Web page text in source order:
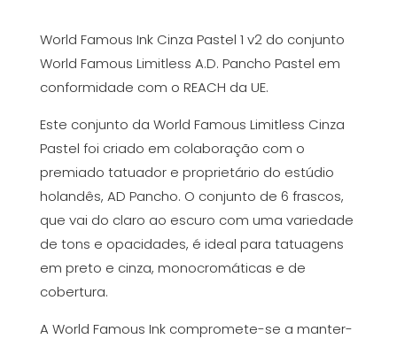
World Famous Ink Cinza Pastel 1 v2 do conjunto
World Famous Limitless A.D. Pancho Pastel em
conformidade com o REACH da UE.
Este conjunto da World Famous Limitless Cinza
Pastel foi criado em colaboração com o
premiado tatuador e proprietário do estúdio
holandês, AD Pancho. O conjunto de 6 frascos,
que vai do claro ao escuro com uma variedade
de tons e opacidades, é ideal para tatuagens
em preto e cinza, monocromáticas e de
cobertura.
A World Famous Ink compromete-se a manter-